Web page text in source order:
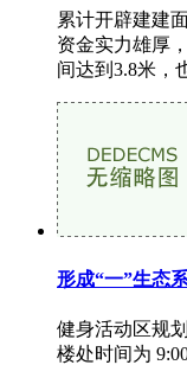
累计开辟建建
资金实力雄厚
间达到3.8米，
形成“一”生态
健身活动区规
楼处时间为